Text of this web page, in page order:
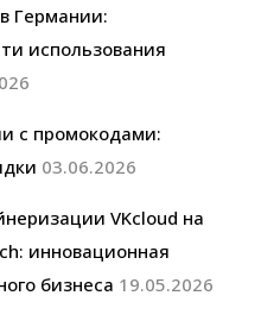
Германии:
использования
с промокодами:
03.06.2026
VKcloud на
инновационная
бизнеса 19.05.2026